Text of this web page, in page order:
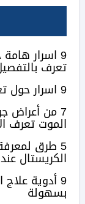
9 اسرار
تعرف
9 اسرار حول تعارض ليريكا مع القهوه تعرف الان
7 من أعراض
الموت تعرف
5 طرق
الكريستال
9 أدوية
بسهولة